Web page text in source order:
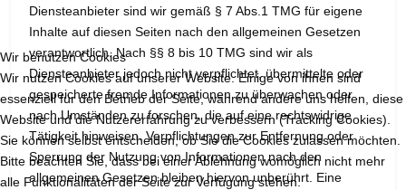
Diensteanbieter sind wir gemäß § 7 Abs.1 TMG für eigene
Inhalte auf diesen Seiten nach den allgemeinen Gesetzen
verantwortlich. Nach §§ 8 bis 10 TMG sind wir als
Diensteanbieter jedoch nicht verpflichtet, übermittelte oder
gespeicherte fremde Informationen zu überwachen oder
nach Umständen zu forschen, die auf eine rechtswidrige
Tätigkeit hinweisen. Verpflichtungen zur Entfernung oder
Sperrung der Nutzung von Informationen nach den
allgemeinen Gesetzen bleiben hiervon unberührt. Eine
Wir benutzen Cookies
Wir nutzen Cookies auf unserer Website. Einige von ihnen sind
essenziell für den Betrieb der Seite, während andere uns helfen, diese
Website und die Nutzererfahrung zu verbessern (Tracking Cookies).
Sie können selbst entscheiden, ob Sie die Cookies zulassen möchten.
Bitte beachten Sie, dass bei einer Ablehnung womöglich nicht mehr
alle Funktionalitäten der Seite zur Verfügung stehen.